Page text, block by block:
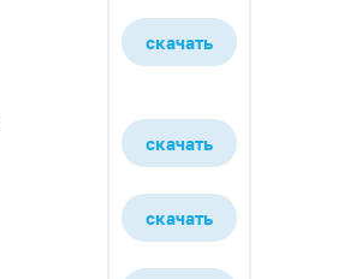
скачать
скачать
скачать